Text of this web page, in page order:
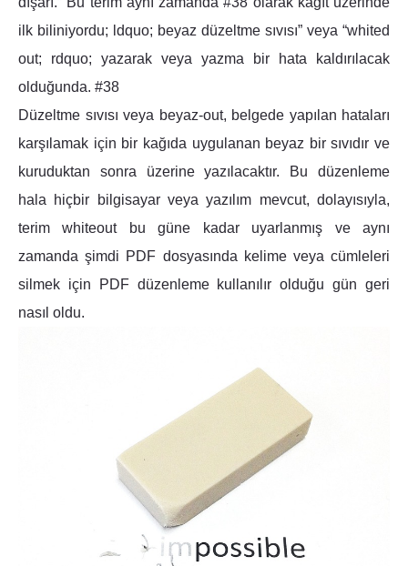
ilk biliniyordu; ldquo; beyaz düzeltme sıvısı” veya “whited
out; rdquo; yazarak veya yazma bir hata kaldırılacak
olduğunda. #38
Düzeltme sıvısı veya beyaz-out, belgede yapılan hataları
karşılamak için bir kağıda uygulanan beyaz bir sıvıdır ve
kuruduktan sonra üzerine yazılacaktır. Bu düzenleme
hala hiçbir bilgisayar veya yazılım mevcut, dolayısıyla,
terim whiteout bu güne kadar uyarlanmış ve aynı
zamanda şimdi PDF dosyasında kelime veya cümleleri
silmek için PDF düzenleme kullanılır olduğu gün geri
nasıl oldu.